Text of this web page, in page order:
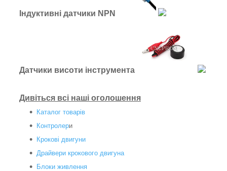
Індуктивні датчики NPN
Датчики висоти інструмента
Дивіться всі наші оголошення
Каталог товарів
Контролери
Крокові двигуни
Драйвери крокового двигуна
Блоки живлення